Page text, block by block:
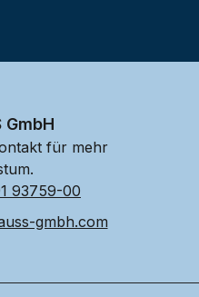
GmbH
für mehr
93759-00
gmbh.com